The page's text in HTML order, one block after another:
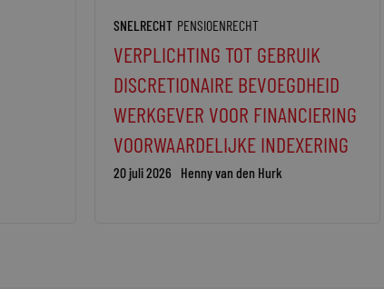
SNELRECHT PENSIOENRECHT
VERPLICHTING TOT GEBRUIK
DISCRETIONAIRE BEVOEGDHEID
WERKGEVER VOOR FINANCIERING
VOORWAARDELIJKE INDEXERING
20 juli 2026 Henny van den Hurk